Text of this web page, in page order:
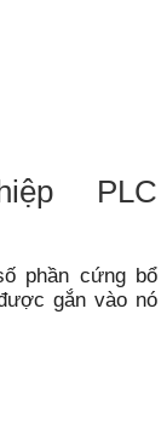
PLC
phần cứng bổ
gắn vào nó